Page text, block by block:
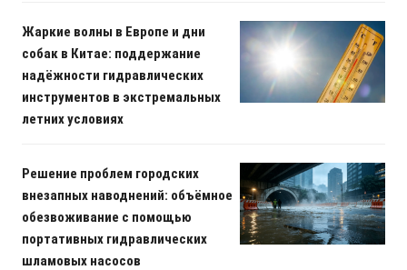
Жаркие волны в Европе и дни
собак в Китае: поддержание
надёжности гидравлических
инструментов в экстремальных
летних условиях
Решение проблем городских
внезапных наводнений: объёмное
обезвоживание с помощью
портативных гидравлических
шламовых насосов